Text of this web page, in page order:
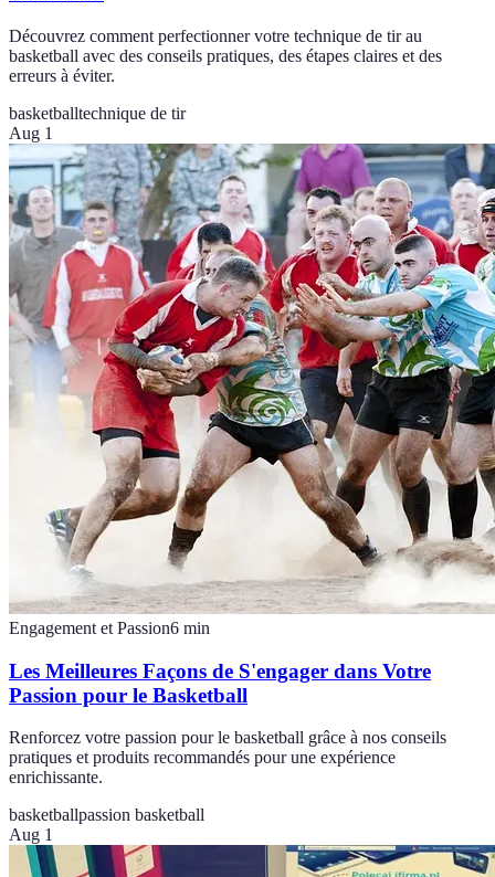
Découvrez comment perfectionner votre technique de tir au
basketball avec des conseils pratiques, des étapes claires et des
erreurs à éviter.
basketballtechnique de tir
Aug 1
Engagement et Passion6 min
Les Meilleures Façons de S'engager dans Votre
Passion pour le Basketball
Renforcez votre passion pour le basketball grâce à nos conseils
pratiques et produits recommandés pour une expérience
enrichissante.
basketballpassion basketball
Aug 1